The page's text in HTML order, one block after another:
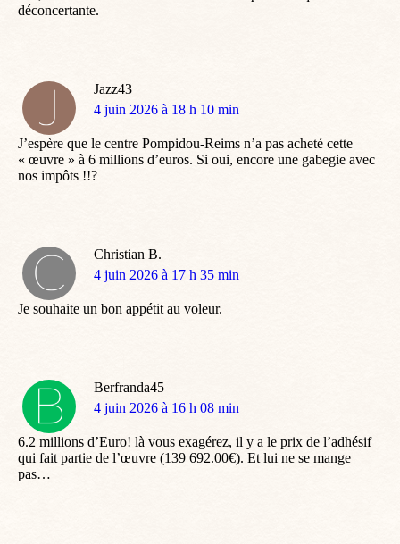
déconcertante.
Jazz43
dit
4 juin 2026 à 18 h 10 min
J’espère que le centre Pompidou-Reims n’a pas acheté cette
« œuvre » à 6 millions d’euros. Si oui, encore une gabegie avec
nos impôts !!?
Christian B.
dit
4 juin 2026 à 17 h 35 min
Je souhaite un bon appétit au voleur.
Berfranda45
dit
4 juin 2026 à 16 h 08 min
6.2 millions d’Euro! là vous exagérez, il y a le prix de l’adhésif
qui fait partie de l’œuvre (139 692.00€). Et lui ne se mange
pas…